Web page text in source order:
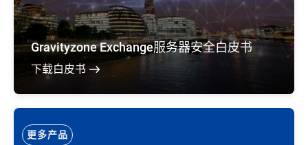
Gravityzone Exchange服务器安全白皮书
下载白皮书
更多产品